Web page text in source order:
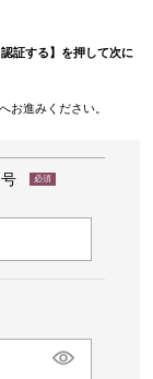
証する】を押して次に
お進みください。